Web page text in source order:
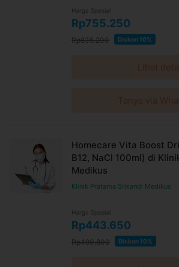
Harga Spesial
Rp755.250
Rp835.200 Diskon 10%
Lihat
Tanya via
Homecare Vita Boost
B12, NaCl 100ml) di
Medikus
Klinik Pratama Srikandi Medikus
Harga Spesial
Rp443.650
Rp490.800 Diskon 10%